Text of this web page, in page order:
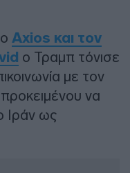
Axios και τον
ο Τραμπ τόνισε
με τον
να
Ιράν ως